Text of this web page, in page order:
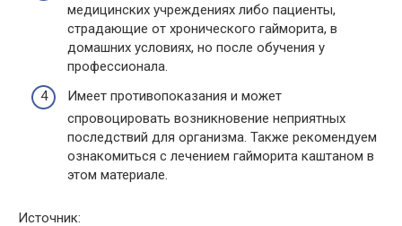
медицинских учреждениях либо пациенты,
страдающие от хронического гайморита, в
домашних условиях, но после обучения у
профессионала.
Имеет противопоказания и может
спровоцировать возникновение неприятных
последствий для организма. Также рекомендуем
ознакомиться с лечением гайморита каштаном в
этом материале.
Источник: